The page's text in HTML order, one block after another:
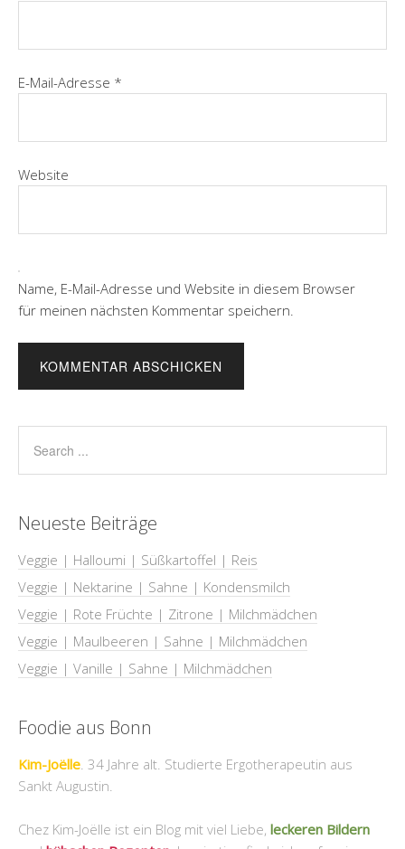
E-Mail-Adresse *
Website
Name, E-Mail-Adresse und Website in diesem Browser
für meinen nächsten Kommentar speichern.
Neueste Beiträge
Veggie | Halloumi | Süßkartoffel | Reis
Veggie | Nektarine | Sahne | Kondensmilch
Veggie | Rote Früchte | Zitrone | Milchmädchen
Veggie | Maulbeeren | Sahne | Milchmädchen
Veggie | Vanille | Sahne | Milchmädchen
Foodie aus Bonn
Kim-Joëlle. 34 Jahre alt. Studierte Ergotherapeutin aus
Sankt Augustin.
Chez Kim-Joëlle ist ein Blog mit viel Liebe, leckeren Bildern